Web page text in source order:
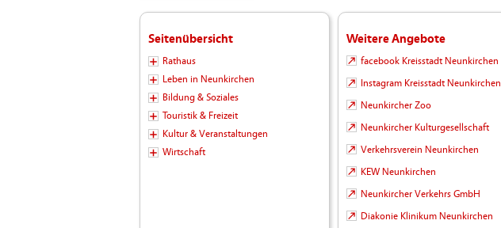
Seitenübersicht
Rathaus
Leben in Neunkirchen
Bildung & Soziales
Touristik & Freizeit
Kultur & Veranstaltungen
Wirtschaft
Weitere Angebote
facebook Kreisstadt Neunkirchen
Instagram Kreisstadt Neunkirchen
Neunkircher Zoo
Neunkircher Kulturgesellschaft
Verkehrsverein Neunkirchen
KEW Neunkirchen
Neunkircher Verkehrs GmbH
Diakonie Klinikum Neunkirchen